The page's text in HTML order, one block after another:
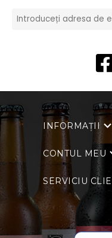
INFORMAȚII
CONTUL MEU
SERVICIU